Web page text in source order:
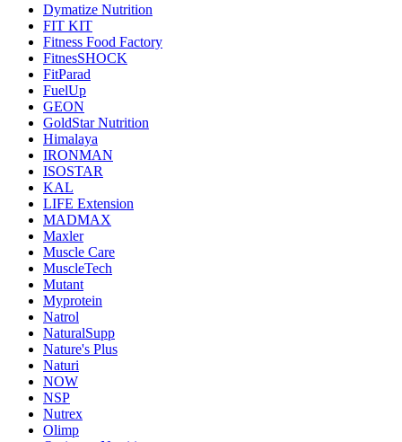
Dymatize Nutrition
FIT KIT
Fitness Food Factory
FitnesSHOCK
FitParad
FuelUp
GEON
GoldStar Nutrition
Himalaya
IRONMAN
ISOSTAR
KAL
LIFE Extension
MADMAX
Maxler
Muscle Care
MuscleTech
Mutant
Myprotein
Natrol
NaturalSupp
Nature's Plus
Naturi
NOW
NSP
Nutrex
Olimp